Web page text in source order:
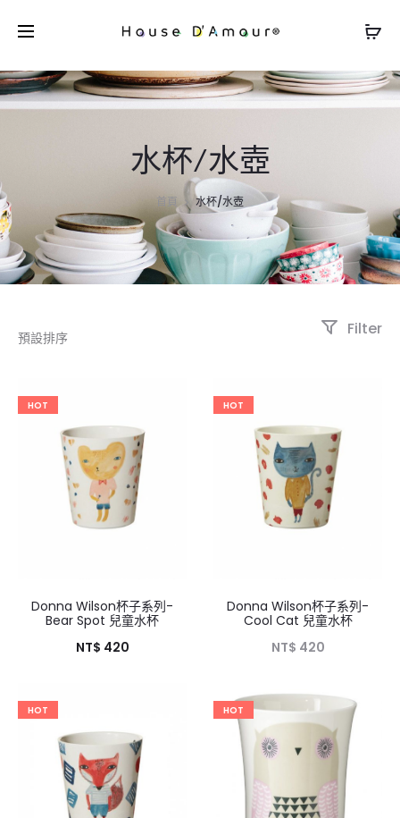
水杯/水壺
首頁 水杯/水壺
Filter
HOT
Donna Wilson杯子系列-
Bear Spot 兒童水杯
NT$ 420
HOT
Donna Wilson杯子系列-
Cool Cat 兒童水杯
NT$ 420
HOT HOT